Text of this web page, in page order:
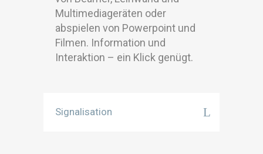
Multimediageräten oder
abspielen von Powerpoint und
Filmen. Information und
Interaktion – ein Klick genügt.
Signalisation